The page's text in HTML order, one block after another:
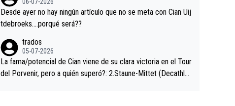
n posición de podio UAE y Pojacar se van complicar el tour.
06-07-2026
Desde ayer no hay ningún artículo que no se meta con Cian Uij
tdebroeks….porqué será??
trados
05-07-2026
La fama/potencial de Cian viene de su clara victoria en el Tour
del Porvenir, pero a quién superó?: 2.Staune-Mittet (Decathlo